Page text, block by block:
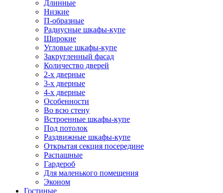
Длинные
Низкие
П-образные
Радиусные шкафы-купе
Широкие
Угловые шкафы-купе
Закругленный фасад
Количество дверей
2-х дверные
3-х дверные
4-х дверные
Особенности
Во всю стену
Встроенные шкафы-купе
Под потолок
Раздвижные шкафы-купе
Открытая секция посередине
Распашные
Гардероб
Для маленького помещения
Эконом
Гостиные